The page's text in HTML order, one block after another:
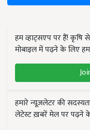
हम व्हाट्सएप पर हैं! कृषि
मोबाइल में पढ़ने के लिए
हमारे न्यूज़लेटर की
लेटेस्ट ख़बरें मेल पर पढ़ने